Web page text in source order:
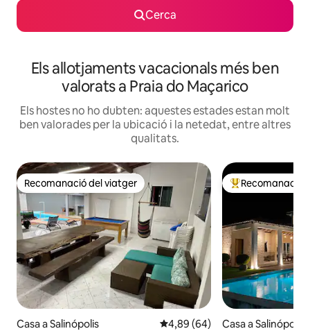
Cerca
Els allotjaments vacacionals més ben
valorats a Praia do Maçarico
Els hostes no ho dubten: aquestes estades estan molt
ben valorades per la ubicació i la netedat, entre altres
qualitats.
Recomanació del viatger
Recomanació del viatger
Casa a Salinópolis 4,89 de puntuació mitjana d'un
4,89 (64)
Principals
Recomanació
Casa a Salinópolis